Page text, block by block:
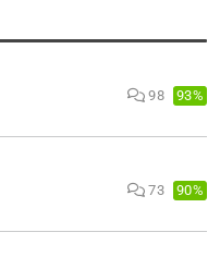
98 93%
73 90%